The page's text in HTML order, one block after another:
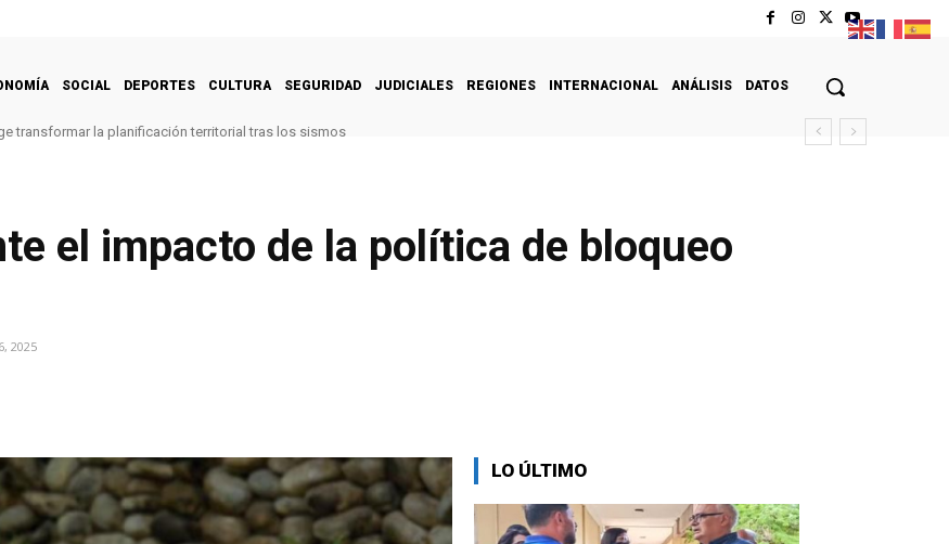
SOCIAL DEPORTES CULTURA SEGURIDAD JUDICIALES REGIONES INTERNACIONAL ANÁLISIS DATOS
transformar la planificación territorial tras los sismos
celebró el histórico triunfo de la selección femenina de baloncesto
el impacto de la política de bloqueo
2025
LO ÚLTIMO